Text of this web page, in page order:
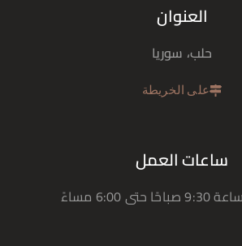
العنوان
حلب، سوريا
على الخريطة
ساعات العمل
6:00 مساءً